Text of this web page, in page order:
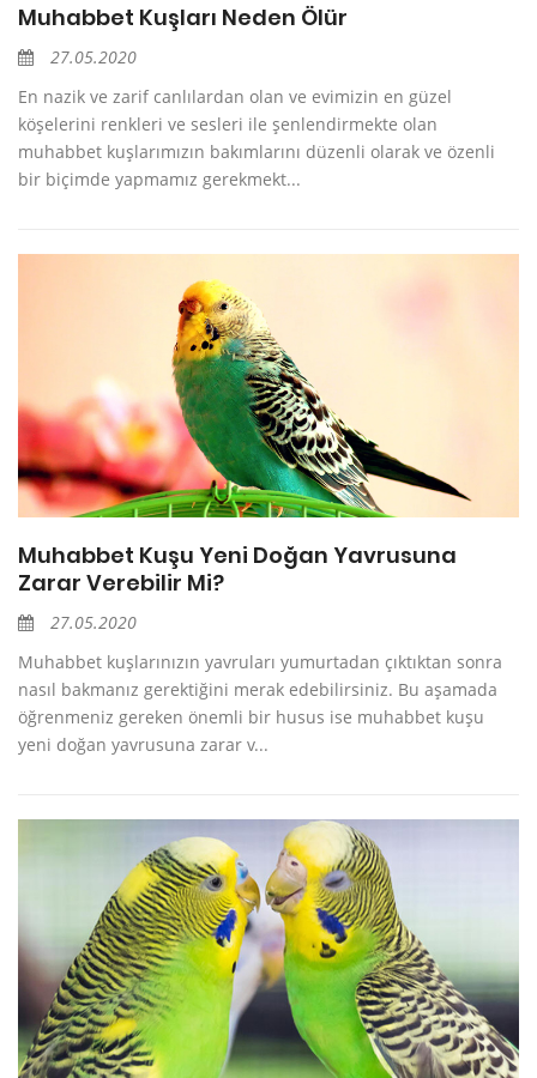
Muhabbet Kuşları Neden Ölür
27.05.2020
En nazik ve zarif canlılardan olan ve evimizin en güzel
köşelerini renkleri ve sesleri ile şenlendirmekte olan
muhabbet kuşlarımızın bakımlarını düzenli olarak ve özenli
bir biçimde yapmamız gerekmekt...
Muhabbet Kuşu Yeni Doğan Yavrusuna
Zarar Verebilir Mi?
27.05.2020
Muhabbet kuşlarınızın yavruları yumurtadan çıktıktan sonra
nasıl bakmanız gerektiğini merak edebilirsiniz. Bu aşamada
öğrenmeniz gereken önemli bir husus ise muhabbet kuşu
yeni doğan yavrusuna zarar v...